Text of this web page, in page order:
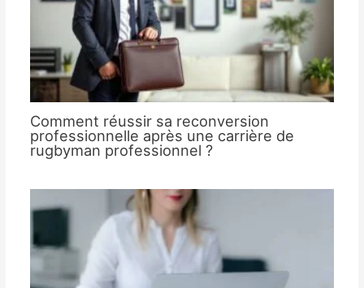
Comment réussir sa reconversion
professionnelle après une carrière de
rugbyman professionnel ?